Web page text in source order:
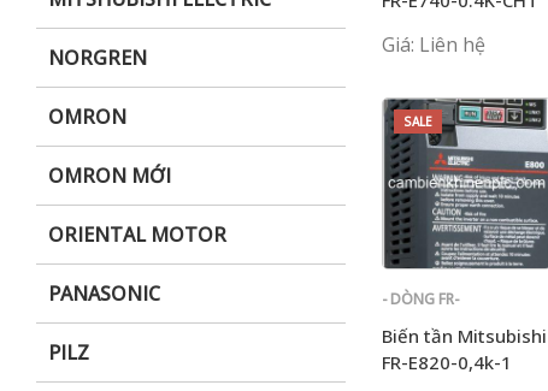
NORGREN
OMRON
OMRON MỚI
ORIENTAL MOTOR
PANASONIC
PILZ
Giá: Liên hệ
SALE
- DÒNG FR-
Biến tần Mitsubishi
FR-E820-0,4k-1